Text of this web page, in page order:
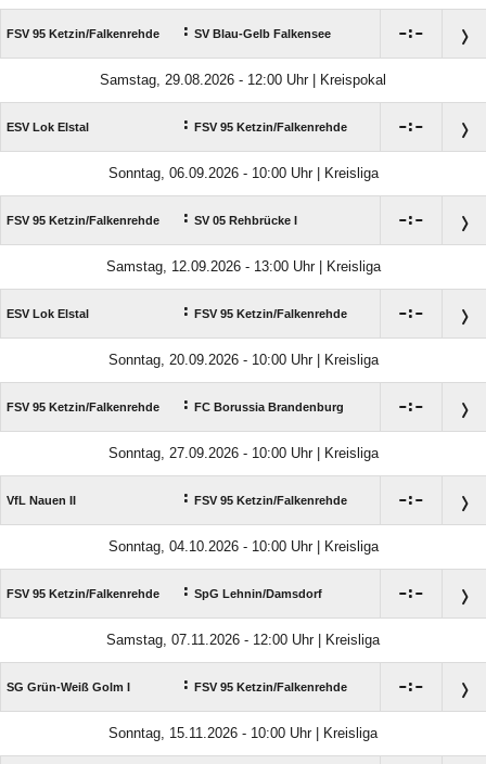
FSV 95 Ketzin/​Falkenrehde : SV Blau-Gelb Falkensee :
Samstag, 29.08.2026 - 12:00 Uhr | Kreispokal
ESV Lok Elstal : FSV 95 Ketzin/​Falkenrehde :
Sonntag, 06.09.2026 - 10:00 Uhr | Kreisliga
FSV 95 Ketzin/​Falkenrehde : SV 05 Rehbrücke I :
Samstag, 12.09.2026 - 13:00 Uhr | Kreisliga
ESV Lok Elstal : FSV 95 Ketzin/​Falkenrehde :
Sonntag, 20.09.2026 - 10:00 Uhr | Kreisliga
FSV 95 Ketzin/​Falkenrehde : FC Borussia Brandenburg :
Sonntag, 27.09.2026 - 10:00 Uhr | Kreisliga
VfL Nauen II : FSV 95 Ketzin/​Falkenrehde :
Sonntag, 04.10.2026 - 10:00 Uhr | Kreisliga
FSV 95 Ketzin/​Falkenrehde : SpG Lehnin/​Damsdorf :
Samstag, 07.11.2026 - 12:00 Uhr | Kreisliga
SG Grün-Weiß Golm I : FSV 95 Ketzin/​Falkenrehde :
Sonntag, 15.11.2026 - 10:00 Uhr | Kreisliga